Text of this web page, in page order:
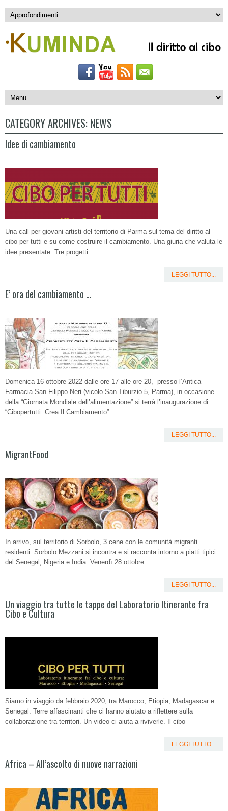
CATEGORY ARCHIVES: NEWS
Idee di cambiamento
Una call per giovani artisti del territorio di Parma sul tema del diritto al
cibo per tutti e su come costruire il cambiamento. Una giuria che valuta le
idee presentate. Tre progetti
LEGGI TUTTO...
E’ ora del cambiamento …
Domenica 16 ottobre 2022 dalle ore 17 alle ore 20, presso l’Antica
Farmacia San Filippo Neri (vicolo San Tiburzio 5, Parma), in occasione
della “Giornata Mondiale dell’alimentazione” si terrà l’inaugurazione di
“Cibopertutti: Crea Il Cambiamento”
LEGGI TUTTO...
MigrantFood
In arrivo, sul territorio di Sorbolo, 3 cene con le comunità migranti
residenti. Sorbolo Mezzani si incontra e si racconta intorno a piatti tipici
del Senegal, Nigeria e India. Venerdì 28 ottobre
LEGGI TUTTO...
Un viaggio tra tutte le tappe del Laboratorio Itinerante fra
Cibo e Cultura
Siamo in viaggio da febbraio 2020, tra Marocco, Etiopia, Madagascar e
Senegal. Terre affascinanti che ci hanno aiutato a riflettere sulla
collaborazione tra territori. Un video ci aiuta a riviverle. Il cibo
LEGGI TUTTO...
Africa – All’ascolto di nuove narrazioni